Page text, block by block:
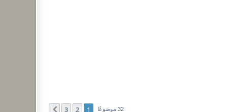
32 موضوعًا 1
2
3 التالي